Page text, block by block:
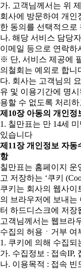
가. 고객님께서는 위
회사에 방문하여 개인
한 동의를 선택적으로
나. 해당 서비스 담당
이메일 등으로 연락하
※ 단, 서비스 제공에
의철회는 예외로 합니
다. 회사는 고객님의
유 및 이용기간에 명
용할 수 없도록 처리
제10장 아동의 개인정
1. 칠만표는 만 14세
있습니다
제11장 개인정보 자
항
칠만표는 홈페이지 운
고 저장하는 ‘쿠키
쿠키는 회사의 웹사이
의 브라우저에 보내는
터 하드디스크에 저장
고객님께서는 웹브라
수집의 허용ㆍ거부 여
1. 쿠키에 의해 수집되
가. 수집정보 : 접속IP,
나. 이용목적 : 접속 빈